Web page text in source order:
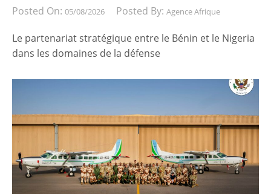
Posted On: 05/08/2026 Posted By: Agence Afrique
Le partenariat stratégique entre le Bénin et le Nigeria
dans les domaines de la défense